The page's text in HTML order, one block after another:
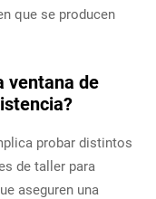
que se producen
ventana de
probar distintos
de taller para
aseguren una